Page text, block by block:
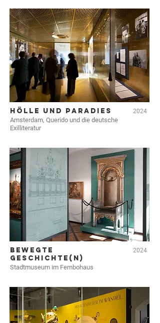
HÖLLE UND PARADIES 2024
Amsterdam, Querido und die deutsche
Exilliteratur
BEWEGTE
GESCHICHTE(N)
2024
Stadtmuseum im Fembohaus